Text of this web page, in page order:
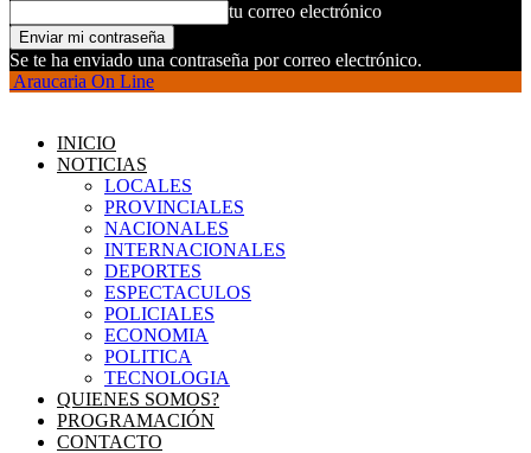
tu correo electrónico
Se te ha enviado una contraseña por correo electrónico.
Araucaria On Line
INICIO
NOTICIAS
LOCALES
PROVINCIALES
NACIONALES
INTERNACIONALES
DEPORTES
ESPECTACULOS
POLICIALES
ECONOMIA
POLITICA
TECNOLOGIA
QUIENES SOMOS?
PROGRAMACIÓN
CONTACTO